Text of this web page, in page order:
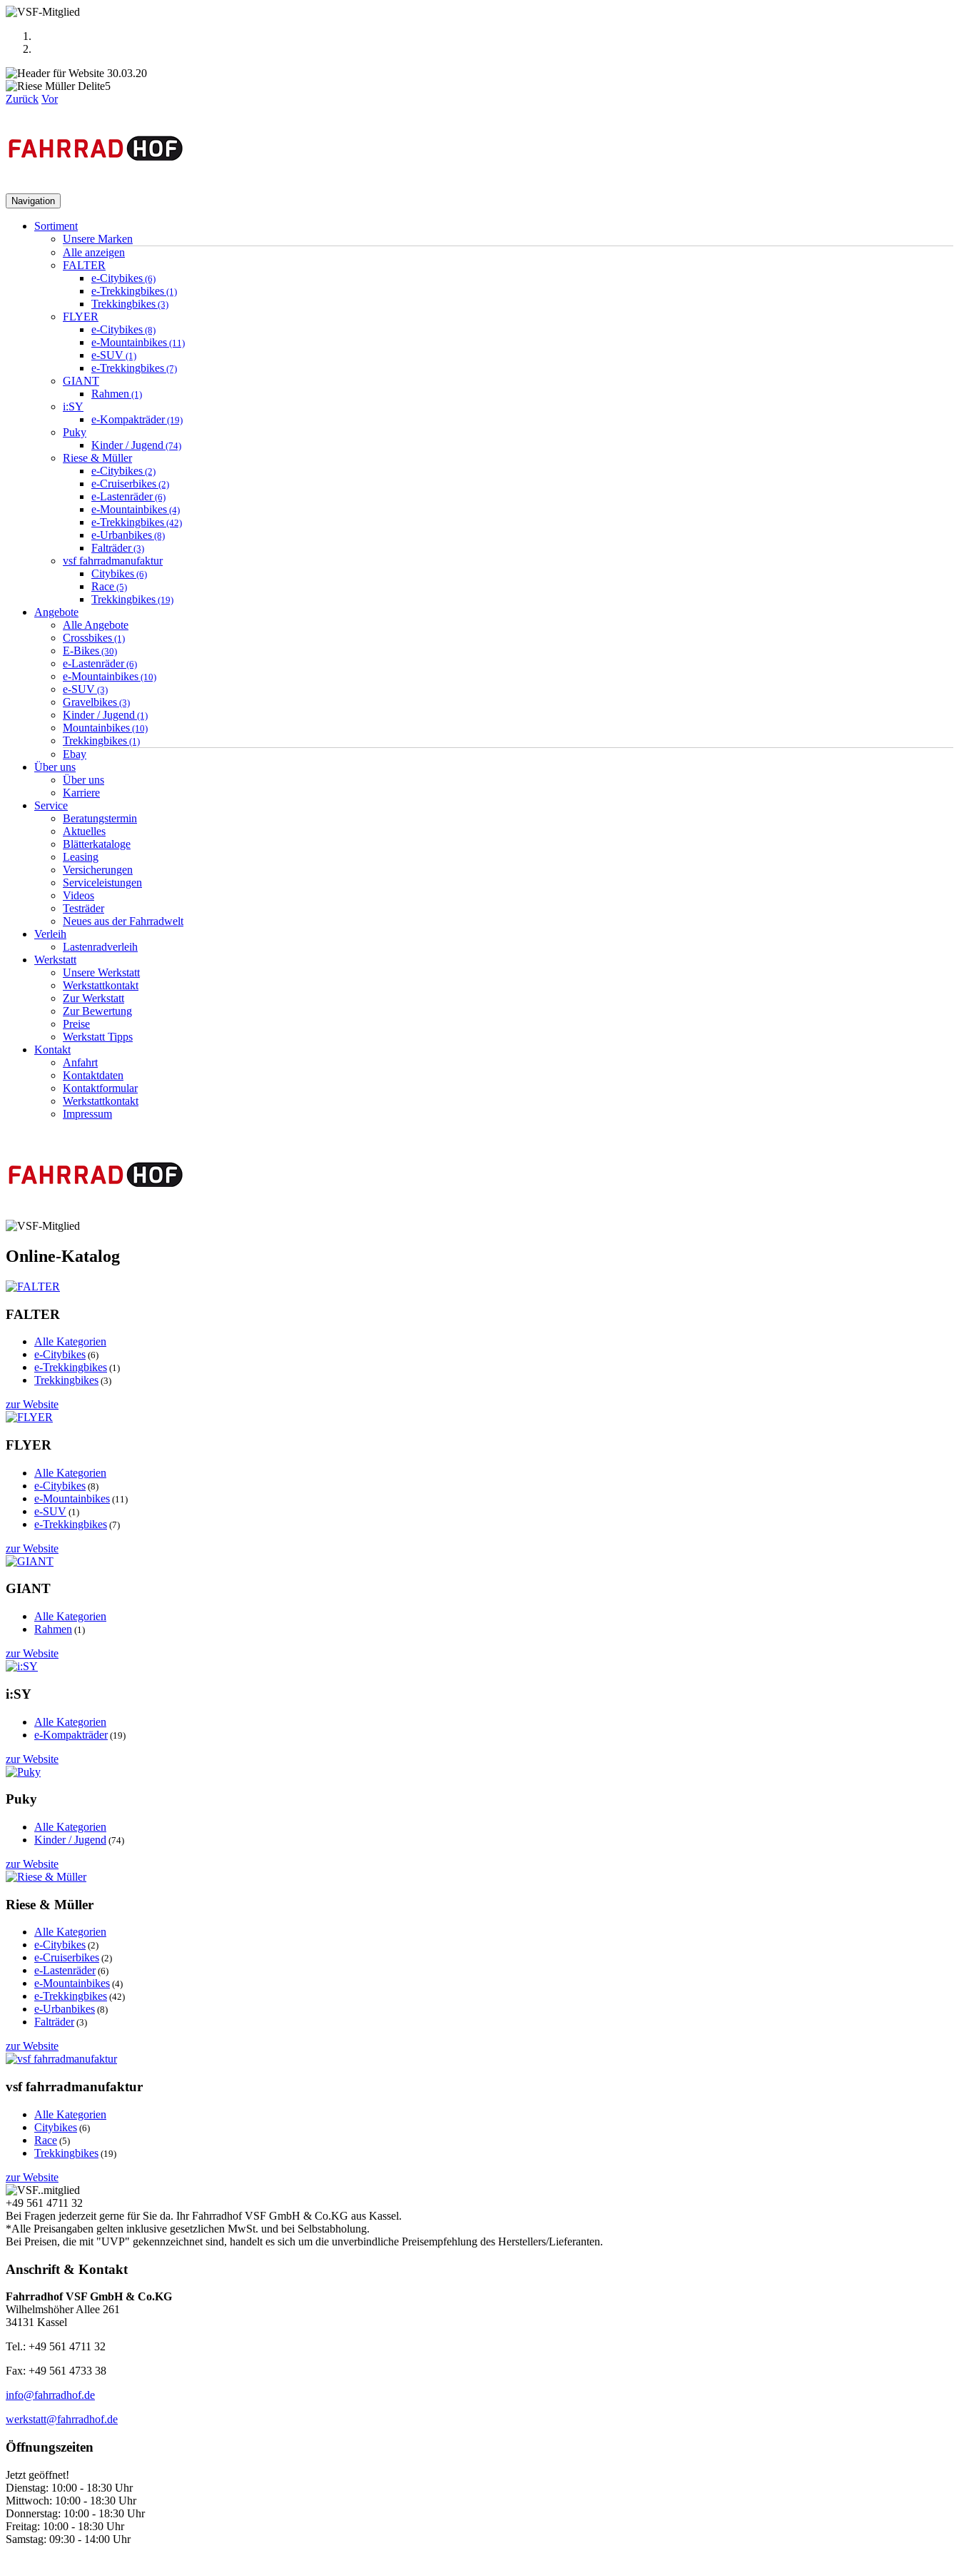
Zurück Vor
Navigation
Sortiment
Unsere Marken
Alle anzeigen
FALTER
e-Citybikes (6)
e-Trekkingbikes (1)
Trekkingbikes (3)
FLYER
e-Citybikes (8)
e-Mountainbikes (11)
e-SUV (1)
e-Trekkingbikes (7)
GIANT
Rahmen (1)
i:SY
e-Kompakträder(19)
Puky
Kinder / Jugend (74)
Riese & Müller
e-Citybikes (2)
e-Cruiserbikes (2)
e-Lastenräder(6)
e-Mountainbikes (4)
e-Trekkingbikes (42)
e-Urbanbikes (8)
Falträder(3)
vsf fahrradmanufaktur
Citybikes (6)
Race (5)
Trekkingbikes (19)
Angebote
Alle Angebote
Crossbikes (1)
E-Bikes (30)
e-Lastenräder(6)
e-Mountainbikes (10)
e-SUV (3)
Gravelbikes (3)
Kinder / Jugend (1)
Mountainbikes (10)
Trekkingbikes (1)
Ebay
Über uns
Über uns
Karriere
Service
Beratungstermin
Aktuelles
Blätterkataloge
Leasing
Versicherungen
Serviceleistungen
Videos
Testräder
Neues aus der Fahrradwelt
Verleih
Lastenradverleih
Werkstatt
Unsere Werkstatt
Werkstattkontakt
Zur Werkstatt
Zur Bewertung
Preise
Werkstatt Tipps
Kontakt
Anfahrt
Kontaktdaten
Kontaktformular
Werkstattkontakt
Impressum
Online-Katalog
FALTER
Alle Kategorien
e-Citybikes (6)
e-Trekkingbikes (1)
Trekkingbikes (3)
zur Website
FLYER
Alle Kategorien
e-Citybikes (8)
e-Mountainbikes (11)
e-SUV (1)
e-Trekkingbikes (7)
zur Website
GIANT
Alle Kategorien
Rahmen (1)
zur Website
i:SY
Alle Kategorien
e-Kompakträder(19)
zur Website
Puky
Alle Kategorien
Kinder / Jugend (74)
zur Website
Riese & Müller
Alle Kategorien
e-Citybikes (2)
e-Cruiserbikes (2)
e-Lastenräder(6)
e-Mountainbikes (4)
e-Trekkingbikes (42)
e-Urbanbikes (8)
Falträder(3)
zur Website
vsf fahrradmanufaktur
Alle Kategorien
Citybikes (6)
Race (5)
Trekkingbikes (19)
zur Website
+49 561 4711 32
Bei Fragen jederzeit gerne für Sie da. Ihr Fahrradhof VSF GmbH & Co.KG aus Kassel.
*Alle Preisangaben gelten inklusive gesetzlichen MwSt. und bei Selbstabholung.
Bei Preisen, die mit "UVP" gekennzeichnet sind, handelt es sich um die unverbindliche Preisempfehlung des Herstellers/Lieferanten.
Anschrift & Kontakt
Fahrradhof VSF GmbH & Co.KG
Wilhelmshöher Allee 261
34131 Kassel
Tel.: +49 561 4711 32
Fax: +49 561 4733 38
info@fahrradhof.de
werkstatt@fahrradhof.de
Öffnungszeiten
Jetzt geöffnet!
Dienstag: 10:00 - 18:30 Uhr
Mittwoch: 10:00 - 18:30 Uhr
Donnerstag: 10:00 - 18:30 Uhr
Freitag: 10:00 - 18:30 Uhr
Samstag: 09:30 - 14:00 Uhr